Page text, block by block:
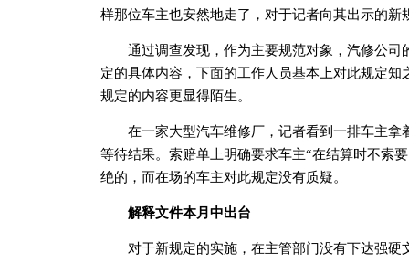
样那位车主也安然地走了，对于记者向其出示的新
通过调查发现，作为主要规范对象，汽修公司
定的具体内容，下面的工作人员基本上对此规定
规定的内容更显得陌生。
在一家大型汽车维修厂，记者看到一排车主拿
等待结果。索赔单上明确要求车主“在结算时不索
绝的，而在场的车主对此规定没有质疑。
解释文件本月中出台
对于新规定的实施，在主管部门没有下达强硬